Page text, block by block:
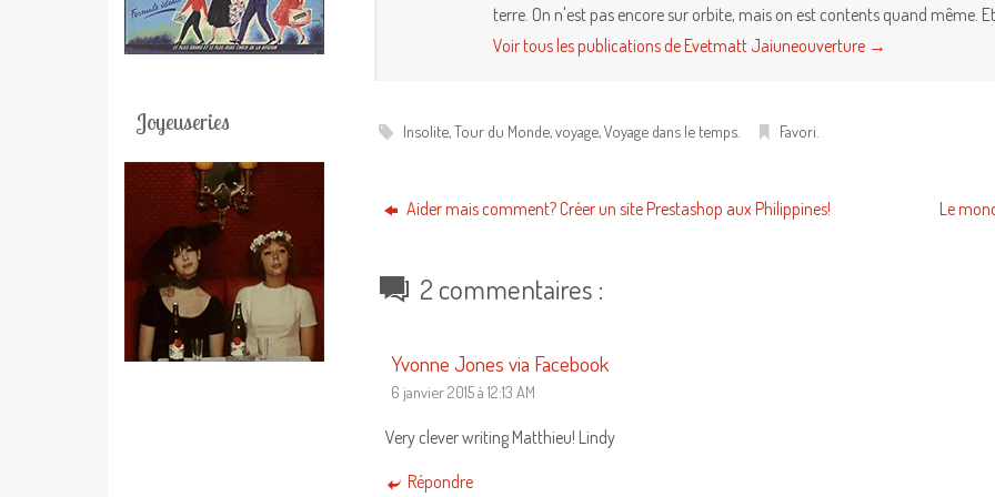
terre. On n'est pas encore sur orbite, mais on est contents quand même.
Voir tous les publications de Evetmatt Jaiuneouverture →
Insolite,Tour du Monde,voyage,Voyage dans le temps Favori
Aider mais comment? Créer un site Prestashop aux Philippines! Le
2 commentaires :
Yvonne Jones via Facebook
6 janvier 2015 à 12:13 AM
Very clever writing Matthieu! Lindy
Répondre
Joyeuseries